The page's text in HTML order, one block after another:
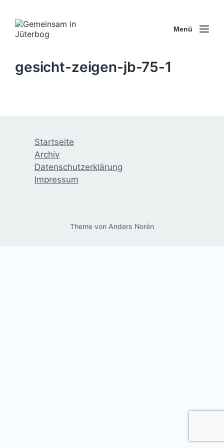
Menü
gesicht-zeigen-jb-75-1
Startseite
Archiv
Datenschutzerklärung
Impressum
Theme von Anders Norén